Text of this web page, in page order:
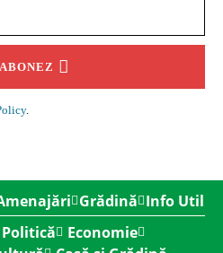
.
Grădină Info Util
Politică
Economie